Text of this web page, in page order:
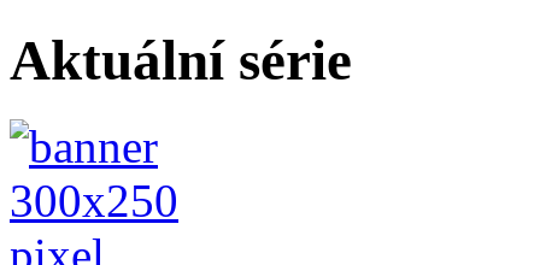
Aktuální série